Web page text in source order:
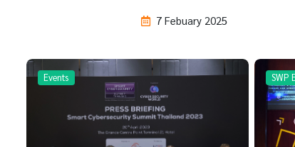
7 Febuary 2025
Events SWP